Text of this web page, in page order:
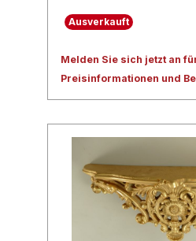
Ausverkauft
Melden Sie sich jetzt an
Preisinformationen und